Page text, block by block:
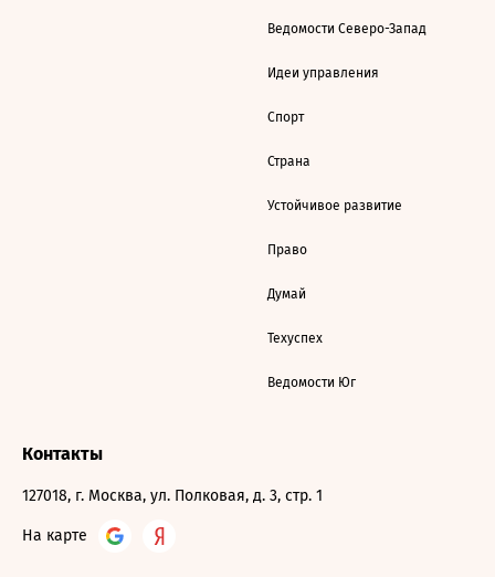
Ведомости Северо-Запад
Идеи управления
Спорт
Страна
Устойчивое развитие
Право
Думай
Техуспех
Ведомости Юг
Контакты
127018, г. Москва, ул. Полковая, д. 3, стр. 1
На карте